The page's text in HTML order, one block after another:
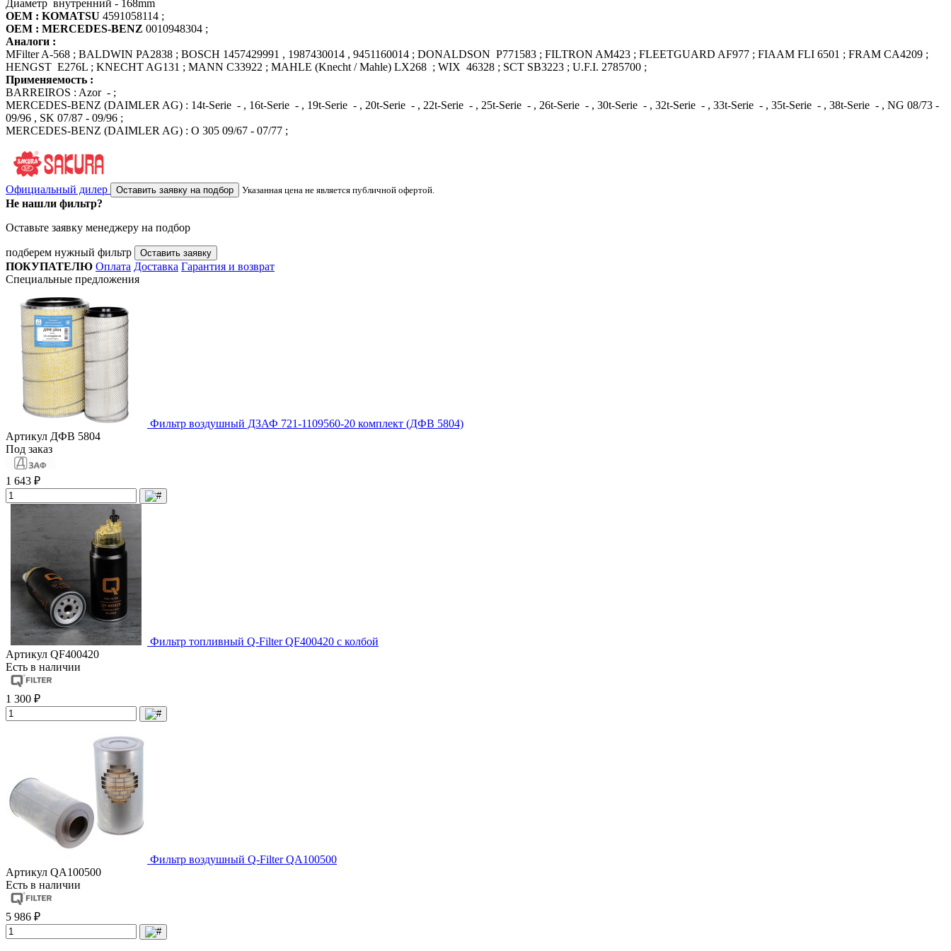
Диаметр внутренний - 168mm
OEM : KOMATSU 4591058114 ;
OEM : MERCEDES-BENZ 0010948304 ;
Аналоги :
MFilter A-568 ; BALDWIN PA2838 ; BOSCH 1457429991 , 1987430014 , 9451160014 ; DONALDSON P771583 ; FILTRON AM423 ; FLEETGUARD AF977 ; FIAAM FLI 6501 ; FRAM CA4209 ;
HENGST E276L ; KNECHT AG131 ; MANN C33922 ; MAHLE (Knecht / Mahle) LX268 ; WIX 46328 ; SCT SB3223 ; U.F.I. 2785700 ;
Применяемость :
BARREIROS : Azor - ;
MERCEDES-BENZ (DAIMLER AG) : 14t-Serie - , 16t-Serie - , 19t-Serie - , 20t-Serie - , 22t-Serie - , 25t-Serie - , 26t-Serie - , 30t-Serie - , 32t-Serie - , 33t-Serie - , 35t-Serie - , 38t-Serie - , NG 08/73 -
09/96 , SK 07/87 - 09/96 ;
MERCEDES-BENZ (DAIMLER AG) : O 305 09/67 - 07/77 ;
Официальный дилер Оставить заявку на подбор Указанная цена не является публичной офертой.
Не нашли фильтр?
Оставьте заявку менеджеру на подбор
подберем нужный фильтр Оставить заявку
ПОКУПАТЕЛЮ Оплата Доставка Гарантия и возврат
Специальные предложения
Фильтр воздушный ДЗАФ 721-1109560-20 комплект (ДФВ 5804)
Артикул ДФВ 5804
Под заказ
1 643 ₽
Фильтр топливный Q-Filter QF400420 с колбой
Артикул QF400420
Есть в наличии
1 300 ₽
Фильтр воздушный Q-Filter QA100500
Артикул QA100500
Есть в наличии
5 986 ₽